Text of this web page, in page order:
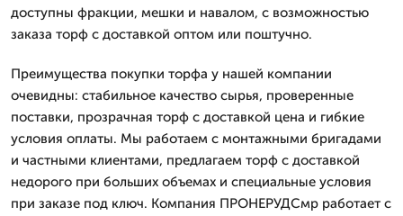
доступны фракции, мешки и навалом, с возможностью
заказа торф с доставкой оптом или поштучно.
Преимущества покупки торфа у нашей компании
очевидны: стабильное качество сырья, проверенные
поставки, прозрачная торф с доставкой цена и гибкие
условия оплаты. Мы работаем с монтажными бригадами
и частными клиентами, предлагаем торф с доставкой
недорого при больших объемах и специальные условия
при заказе под ключ. Компания ПРОНЕРУДСмр работает с